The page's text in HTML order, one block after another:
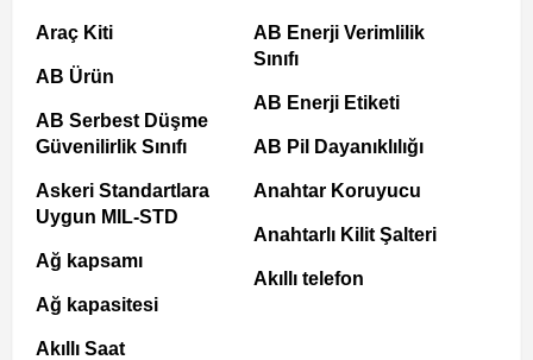
Araç Kiti
AB Ürün
AB Serbest Düşme
Güvenilirlik Sınıfı
Askeri Standartlara
Uygun MIL-STD
Ağ kapsamı
Ağ kapasitesi
Akıllı Saat
AB Enerji Verimlilik
Sınıfı
AB Enerji Etiketi
AB Pil Dayanıklılığı
Anahtar Koruyucu
Anahtarlı Kilit Şalteri
Akıllı telefon